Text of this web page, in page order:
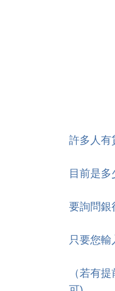
許多人有
目前是多
要詢問銀
只要您輸
（若有